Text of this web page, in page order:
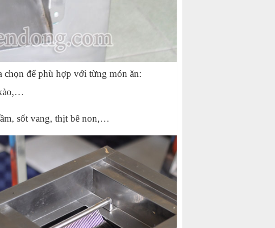
chọn để phù hợp với từng món ăn:
sốt vang, thịt bê non,…